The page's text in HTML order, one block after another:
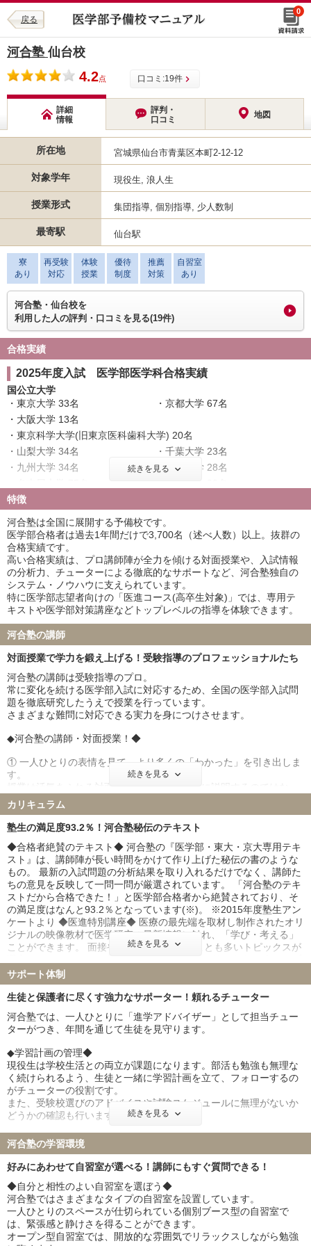
戻る
0
河合塾 仙台校
4.2点 口コミ:19件
詳細
情報
評判・
口コミ
地図
所在地 宮城県仙台市青葉区本町2-12-12
対象学年 現役生, 浪人生
授業形式 集団指導, 個別指導, 少人数制
最寄駅 仙台駅
寮
あり
再受験
対応
体験
授業
優待
制度
推薦
対策
自習室
あり
河合塾・仙台校を
利用した人の評判・口コミを見る(19件)
合格実績
2025年度入試 医学部医学科合格実績
国公立大学
東京大学 33名
京都大学 67名
大阪大学 13名
東京科学大学(旧東京医科歯科大学) 20名
山梨大学 34名
千葉大学 23名
九州大学 34名
東北大学 28名
北海道大学 21名
横浜市立大学 17名
奈良県立医科大学 35名
筑波大学 43名
名古屋市立大学 45名
岡山大学 17名
信州大学 29名
金沢大学 16名
新潟大学 28名
浜松医科大学 50名
三重大学 43名
滋賀医科大学 21名
長崎大学 17名
熊本大学 20名
和歌山県立医科大学 24名
群馬大学 24名
富山大学 22名
岐阜大学 55名
鹿児島大学 15名
山口大学 27名
香川大学 12名
高知大学 22名
福井大学 34名
宮崎大学 17名
弘前大学 21名
琉球大学 17名
札幌医科大学 27名
鳥取大学 30名
徳島大学 23名
秋田大学 41名
山形大学 31名
島根大学 24名
防衛医科大学校 143名
私立大学
慶應義塾大学 44名
東京慈恵会医科大学 52名
順天堂大学 96名
日本医科大学 74名
大阪医科薬科大学 93名
関西医科大学 145名
国際医療福祉大学 183名
自治医科大学 43名
東京医科大学 85名
昭和医科大学 80名
東邦大学 89名
産業医科大学 43名
帝京大学 74名
近畿大学 101名
愛知医科大学 182名
東北医科薬科大学 115名
杏林大学 92名
日本大学 68名
兵庫医科大学 110名
聖マリアンナ医科大学 70名
東海大学 82名
金沢医科大学 57名
福岡大学 98名
北里大学 93名
岩手医科大学 110名
埼玉医科大学 58名
獨協医科大学 87名
東京女子医科大学 41名
川崎医科大学 58名
続きを見る
特徴
河合塾は全国に展開する予備校です。
医学部合格者は過去1年間だけで3,700名（述べ人数）以上。抜群の
合格実績です。
高い合格実績は、プロ講師陣が全力を傾ける対面授業や、入試情報
の分析力、チューターによる徹底的なサポートなど、河合塾独自の
システム・ノウハウに支えられています。
特に医学部志望者向けの「医進コース(高卒生対象)」では、専用テ
キストや医学部対策講座などトップレベルの指導を体験できます。
河合塾の講師
対面授業で学力を鍛え上げる！受験指導のプロフェッショナルたち
河合塾の講師は受験指導のプロ。
常に変化を続ける医学部入試に対応するため、全国の医学部入試問
題を徹底研究したうえで授業を行っています。
さまざまな難問に対応できる実力を身につけさせます。
◆河合塾の講師・対面授業！◆
① 一人ひとりの表情を見て、より多くの「わかった」を引き出しま
す。
授業は活気あふれる対面授業。講師は一方的に説明するのではな
く、塾生一人ひとりの反応をしっかり見て理解しているかを確認し
ながら授業を進めます。
②自ら考え、解く力が身につきます。
講師は受験テクニックを伝授するだけではありません。
理解するために必要な概念、問題を解くための切り口なども伝え、
「自ら考え、解く力」を育てます。
③疑問が解けるまで、受験指導のプロに直接質問できます。
合格には「その日の疑問はその日のうちに解決する」ことが重要で
す。
講師は授業前後に高資質に待機しています。
一人ひとりの疑問が解けるまで丁寧に答えます。
続きを見る
カリキュラム
塾生の満足度93.2％！河合塾秘伝のテキスト
◆合格者絶賛のテキスト◆ 河合塾の『医学部・東大・京大専用テキ
スト』は、講師陣が長い時間をかけて作り上げた秘伝の書のような
もの。 最新の入試問題の分析結果を取り入れるだけでなく、講師た
ちの意見を反映して一問一問が厳選されています。 「河合塾のテキ
ストだから合格できた！」と医学部合格者から絶賛されており、そ
の満足度はなんと93.2％となっています(※)。 ※2015年度塾生アン
ケートより ◆医進特別講座◆ 医療の最先端を取材し制作されたオリ
ジナルの映像教材で医学研究の最新情報に触れ、「学び・考える」
ことができます。 面接や小論文で問われることも多いトピックスが
添削システム◆ 医学部の二次試験では論述問題が高い割合で出題さ
れます。 ここで高得点を取れるよう、塾生一人ひとりの答案を講師
が丹念に添削することで、出題者の意図を汲んだ明快な答案を作成
する力を養成します。
続きを見る
サポート体制
生徒と保護者に尽くす強力なサポーター！頼れるチューター
河合塾では、一人ひとりに「進学アドバイザー」として担当チュー
ターがつき、年間を通じて生徒を見守ります。
◆学習計画の管理◆
現役生は学校生活との両立が課題になります。部活も勉強も無理な
く続けられるよう、生徒と一緒に学習計画を立て、フォローするの
がチューターの役割です。
また、受験校選びのアドバイスや試験スケジュールに無理がないか
どうかの確認も行います。
◆課題の発見◆
河合塾では、全国最大規模の全統模試を行っています。
模擬試験では全国のライバルと自分を比較して現状を把握すること
チューターは担当する生徒の模試の結果を分析し、プロの視点から
課題を抽出し、克服できるよう指導を行います。
◆保護者様との連携◆
合格を勝ち取るためには、ご家庭との連携も大切だと考えていま
続きを見る
河合塾の学習環境
好みにあわせて自習室が選べる！講師にもすぐ質問できる！
◆自分と相性のよい自習室を選ぼう◆
河合塾ではさまざまなタイプの自習室を設置しています。
一人ひとりのスペースが仕切られている個別ブース型の自習室で
は、緊張感と静けさを得ることができます。
オープン型自習室では、開放的な雰囲気でリラックスしながら勉強